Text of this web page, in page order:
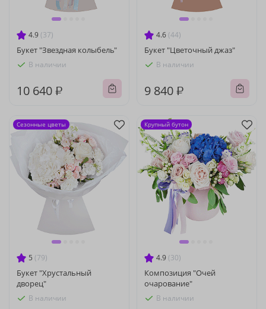
4.9 (37)
Букет "Звездная колыбель"
В наличии
10 640 ₽
4.6 (44)
Букет "Цветочный джаз"
В наличии
9 840 ₽
5 (79)
Букет "Хрустальный
дворец"
В наличии
Сезонные цветы
4.9 (30)
Композиция "Очей
очарование"
В наличии
Крупный бутон